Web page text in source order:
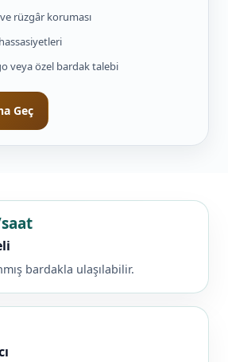
rüzgâr koruması
veya özel bardak talebi
Geç
bardakla ulaşılabilir.